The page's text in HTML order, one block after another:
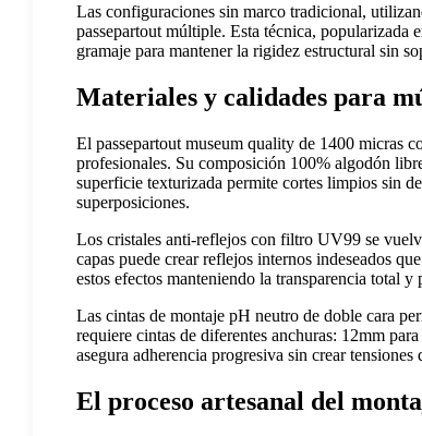
Las configuraciones sin marco tradicional,
passepartout múltiple. Esta técnica, popularizada
gramaje para mantener la rigidez estructural sin
Materiales y calidades para
El passepartout museum quality de 1400 micras
profesionales. Su composición 100% algodón
superficie texturizada permite cortes limpios sin
superposiciones.
Los cristales anti-reflejos con filtro UV99 se
capas puede crear reflejos internos indeseados
estos efectos manteniendo la transparencia total
Las cintas de montaje pH neutro de doble cara
requiere cintas de diferentes anchuras: 12mm
asegura adherencia progresiva sin crear
El proceso artesanal del